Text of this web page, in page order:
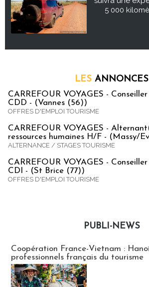
5 000
LES ANNONCES
CARREFOUR VOYAGES -
CDD - (Vannes (56))
OFFRES D'EMPLOI TOURISME
CARREFOUR VOYAGES -
ressources humaines H/F - (Massy/
ALTERNANCE / STAGES TOURISME
CARREFOUR VOYAGES -
CDI - (St Brice (77))
OFFRES D'EMPLOI TOURISME
PUBLI-NEWS
Coopération France-Vietnam :
professionnels français du tourisme